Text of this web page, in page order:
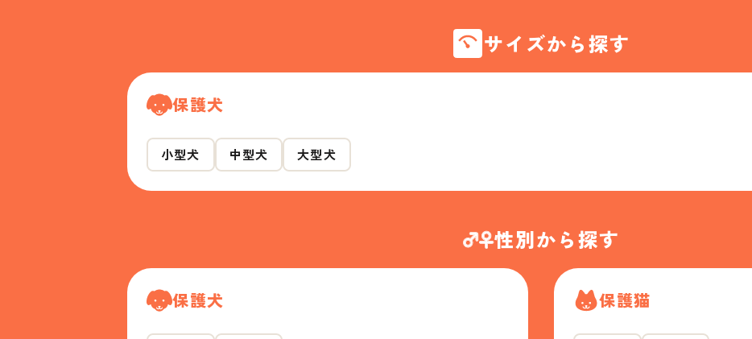
サイズから探す
保護犬
小型犬 中型犬 大型犬
性別から探す
保護犬 保護猫